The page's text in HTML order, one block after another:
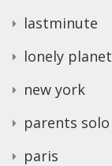
lastminute
lonely planet
new york
parents solo
paris